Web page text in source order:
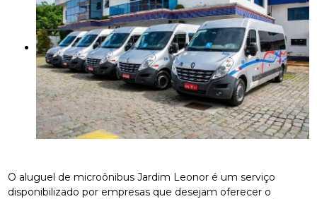
O aluguel de microônibus Jardim Leonor é um serviço
disponibilizado por empresas que desejam oferecer o